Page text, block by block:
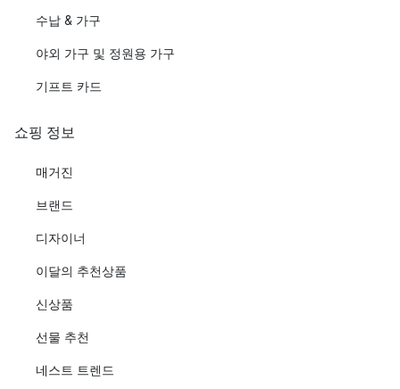
수납 & 가구
야외 가구 및 정원용 가구
기프트 카드
쇼핑 정보
매거진
브랜드
디자이너
이달의 추천상품
신상품
선물 추천
네스트 트렌드